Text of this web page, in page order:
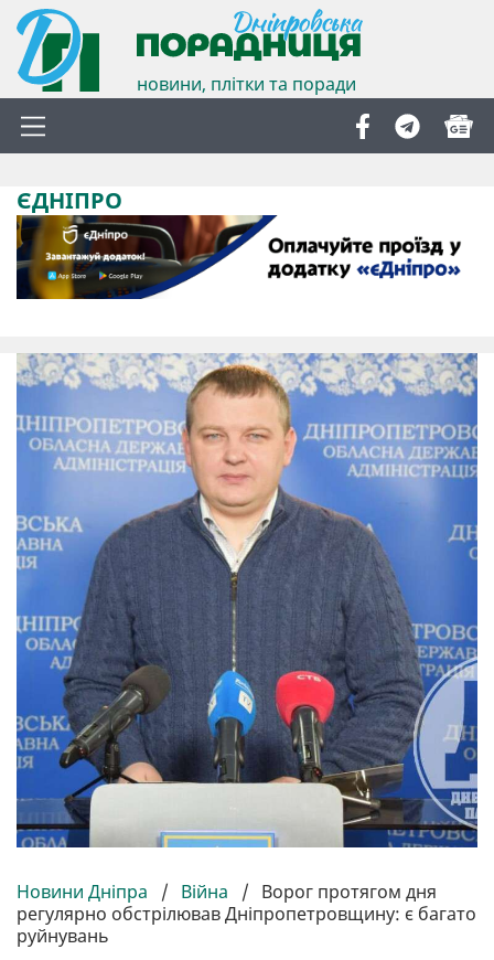
новини, плітки та поради
ЄДНІПРО
Новини Дніпра / Війна / Ворог протягом дня
регулярно обстрілював Дніпропетровщину: є багато
руйнувань